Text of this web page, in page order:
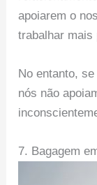
apoiarem o
trabalhar mais
No entanto,
nós não
7. Bagagem